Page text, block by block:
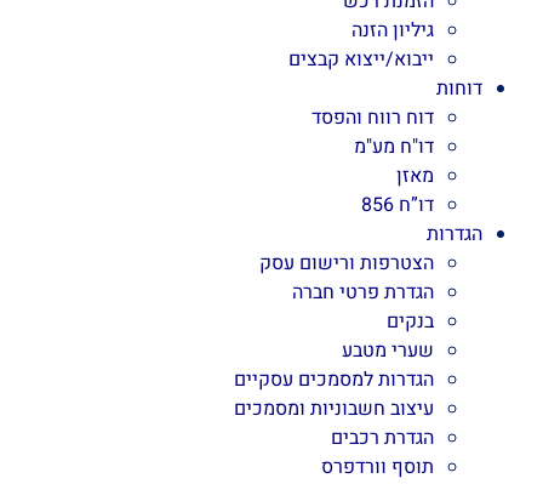
גיליון הזנה
ייבוא/ייצוא קבצים
דוחות
דוח רווח והפסד
דו"ח מע"מ
מאזן
דו”ח 856
הגדרות
הצטרפות ורישום עסק
הגדרת פרטי חברה
בנקים
שערי מטבע
הגדרות למסמכים עסקיים
עיצוב חשבוניות ומסמכים
הגדרת רכבים
תוסף וורדפרס